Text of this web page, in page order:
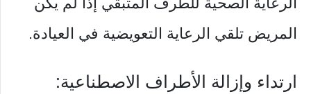
المريض تلقي الرعاية التعويضية في العيادة.
ارتداء وإزالة الأطراف الاصطناعية: